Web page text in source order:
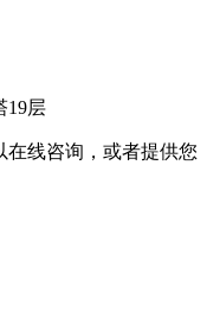
19层
线咨询，或者提供您